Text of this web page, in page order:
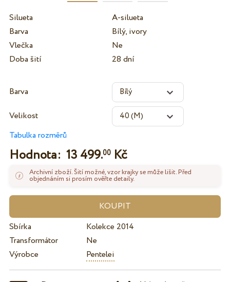
Silueta
A-silueta
Barva
Bílý, ivory
Vlečka
Ne
Doba šití
28 dní
Barva
Velikost
Tabulka rozměrů
Hodnota: 13 499.00Kč
Archivní zboží. Šití možné, vzor krajky se může lišit. Před
objednáním si prosím ověřte detaily.
Sbírka
Kolekce 2014
Transformátor
Ne
Výrobce
Pentelei